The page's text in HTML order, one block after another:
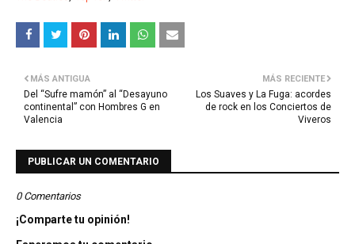
MÁS RECIENTE
Los Suaves y La Fuga: acordes
de rock en los Conciertos de
Viveros
MÁS ANTIGUA
Del “Sufre mamón” al “Desayuno
continental” con Hombres G en
Valencia
PUBLICAR UN COMENTARIO
0 Comentarios
¡Comparte tu opinión!